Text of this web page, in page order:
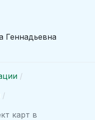
Геннадьевна
карт в